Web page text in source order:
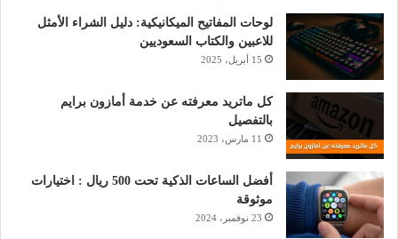
لوحات المفاتيح الميكانيكية: دليل الشراء الأمثل
للاعبين والكتاب السعوديين
15 أبريل، 2025
كل ماتريد معرفته عن خدمة أمازون برايم
بالتفصيل
11 مارس، 2023
أفضل الساعات الذكية تحت 500 ريال : اختيارات
موثوقة
23 نوفمبر، 2024